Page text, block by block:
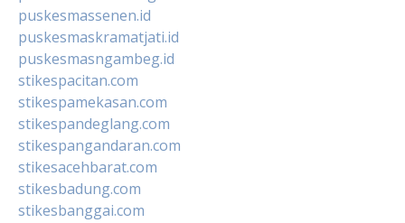
puskesmassenen.id
puskesmaskramatjati.id
puskesmasngambeg.id
stikespacitan.com
stikespamekasan.com
stikespandeglang.com
stikespangandaran.com
stikesacehbarat.com
stikesbadung.com
stikesbanggai.com